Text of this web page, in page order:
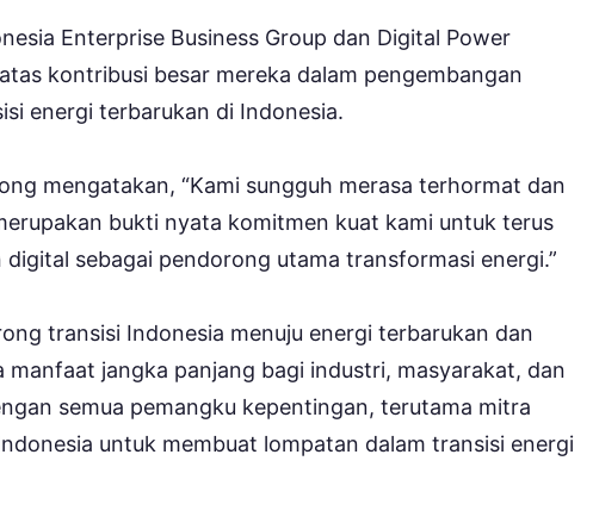
Enterprise Business Group dan Digital Power
kontribusi besar mereka dalam pengembangan
energi terbarukan di Indonesia.
mengatakan, “Kami sungguh merasa terhormat dan
bukti nyata komitmen kuat kami untuk terus
sebagai pendorong utama transformasi energi.”
transisi Indonesia menuju energi terbarukan dan
jangka panjang bagi industri, masyarakat, dan
semua pemangku kepentingan, terutama mitra
untuk membuat lompatan dalam transisi energi